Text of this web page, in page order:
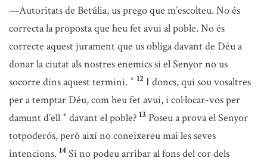
—Autoritats de Betúlia, us prego que m’escolteu. No és
correcta la proposta que heu fet avui al poble. No és
correcte aquest jurament que us obliga davant de Déu a
donar la ciutat als nostres enemics si el Senyor no us
socorre dins aquest termini. * 12 I doncs, qui sou vosaltres
per a temptar Déu, com heu fet avui, i col·locar-vos per
damunt d’ell * davant el poble? 13 Poseu a prova el Senyor
totpoderós, però així no coneixereu mai les seves
intencions. 14 Si no podeu arribar al fons del cor dels